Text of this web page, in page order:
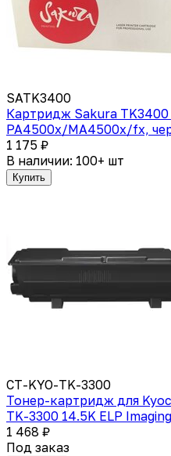
SATK3400
Картридж Sakura TK3400
PA4500x/MA4500x/fx,
1 175 ₽
В наличии: 100+ шт
Купить
CT-KYO-TK-3300
Тонер-картридж для
TK-3300 14.5K ELP
1 468 ₽
Под заказ